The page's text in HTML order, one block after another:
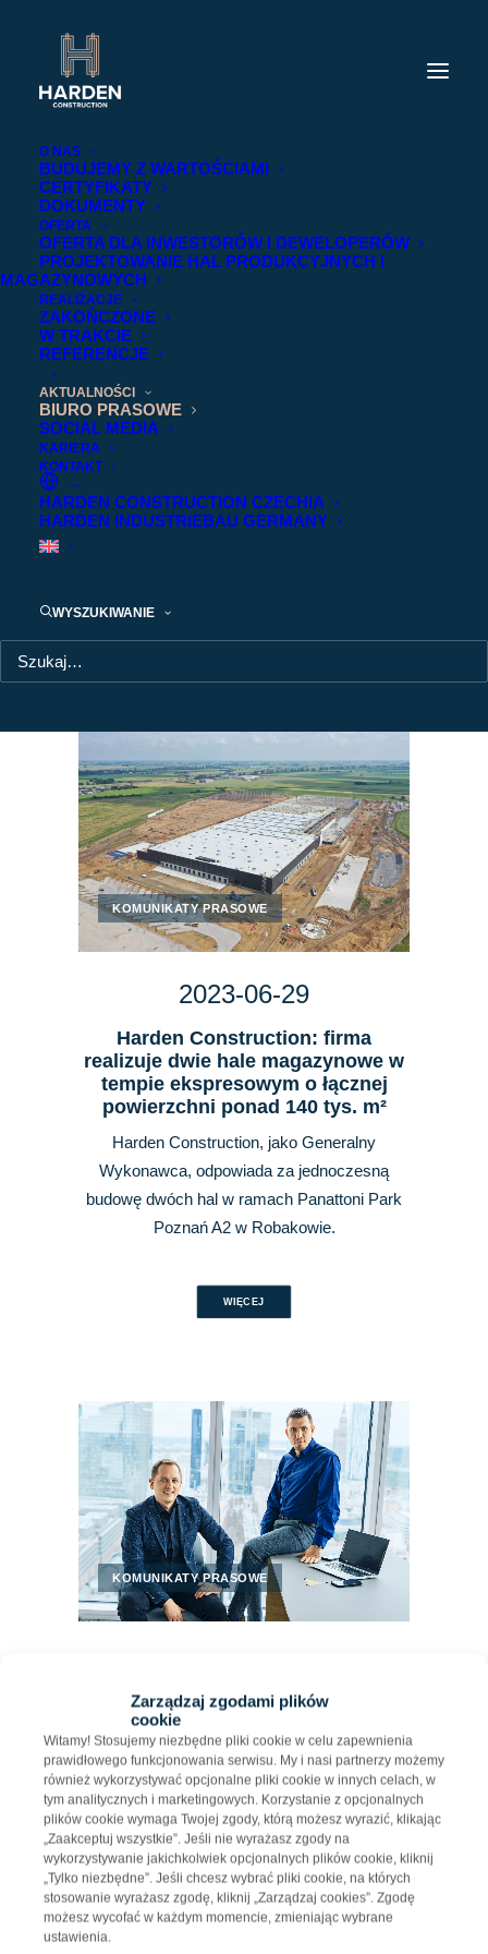
Zarządzaj zgodami plików
cookie
Witamy! Stosujemy niezbędne pliki cookie w celu zapewnienia
prawidłowego funkcjonowania serwisu. My i nasi partnerzy możemy
również wykorzystywać opcjonalne pliki cookie w innych celach, w
tym analitycznych i marketingowych. Korzystanie z opcjonalnych
plików cookie wymaga Twojej zgody, którą możesz wyrazić, klikając
„Zaakceptuj wszystkie”. Jeśli nie wyrażasz zgody na
wykorzystywanie jakichkolwiek opcjonalnych plików cookie, kliknij
„Tylko niezbędne”. Jeśli chcesz wybrać pliki cookie, na których
stosowanie wyrażasz zgodę, kliknij „Zarządzaj cookies”. Zgodę
możesz wycofać w każdym momencie, zmieniając wybrane
ustawienia.
O NAS
BUDUJEMY Z WARTOŚCIAMI
CERTYFIKATY
DOKUMENTY
OFERTA
OFERTA DLA INWESTORÓW I DEWELOPERÓW
PROJEKTOWANIE HAL PRODUKCYJNYCH I
MAGAZYNOWYCH
REALIZACJE
ZAKOŃCZONE
W TRAKCIE
REFERENCJE
AKTUALNOŚCI
BIURO PRASOWE
SOCIAL MEDIA
KARIERA
KONTAKT
HARDEN CONSTRUCTION CZECHIA
HARDEN INDUSTRIEBAU GERMANY
WYSZUKIWANIE
Komunikaty prasowe i artykuły eksperckie
POKAŻ WSZYSTKIE
KOMUNIKATY PRASOWE
KOMUNIKATY PRASOWE
2023-06-29
Harden Construction: firma
realizuje dwie hale magazynowe w
tempie ekspresowym o łącznej
powierzchni ponad 140 tys. m²
Harden Construction, jako Generalny
Wykonawca, odpowiada za jednoczesną
budowę dwóch hal w ramach Panattoni Park
Poznań A2 w Robakowie.
WIĘCEJ
KOMUNIKATY PRASOWE
Harden Construction osiągnął
kolejny kamień milowy: ponad 400
000 m² wybudowanej powierzchni
magazynowej
W IV kwartale 2020 roku na rynek
Generalnych Wykonawców wszedł nowy
gracz - Harden Construction. Wystarczyły
niecałe trzy lata, aby firma mogła…